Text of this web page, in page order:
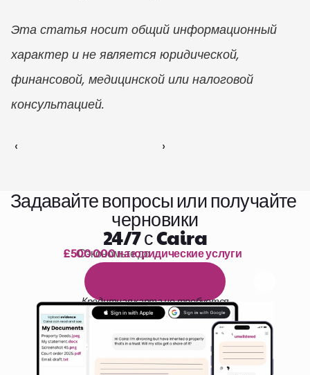
Эта статья носит общий информационный
характер и не является юридической,
финансовой, медицинской или налоговой
консультацией.
‹ ›
Задавайте вопросы или получайте
черновики
24/7 с Caira
1 000 часов чтения
Сэкономьте до
£500 000 на юридические услуги
ы е
Кредитная карта не требуется